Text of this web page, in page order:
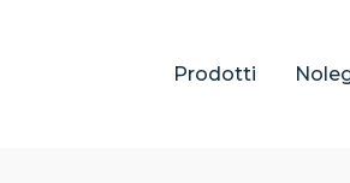
Prodotti